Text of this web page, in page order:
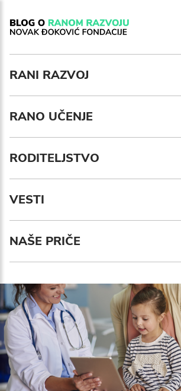
RANI RAZVOJ
RANO UČENJE
RODITELJSTVO
VESTI
NAŠE PRIČE
Newsletter preferences
Email address*
Enter your email address
First name*
Enter your first name
Birthday
MM / DD
Serbian
English
Interests
Program updates